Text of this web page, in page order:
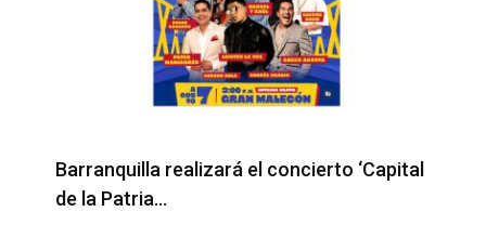
Barranquilla realizará el concierto ‘Capital
de la Patria…